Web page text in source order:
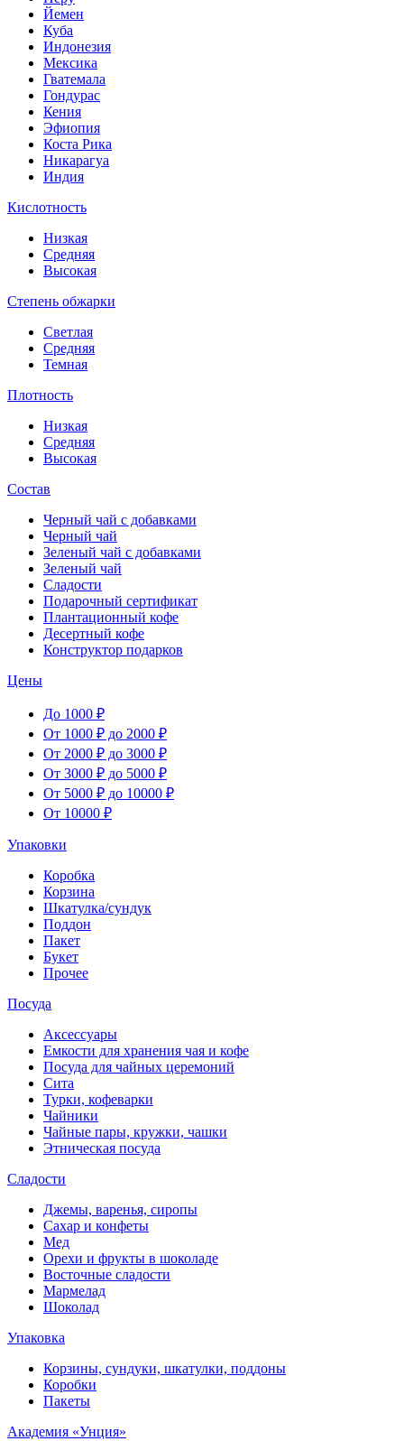
Йемен
Куба
Индонезия
Мексика
Гватемала
Гондурас
Кения
Эфиопия
Коста Рика
Никарагуа
Индия
Кислотность
Низкая
Средняя
Высокая
Степень обжарки
Светлая
Средняя
Темная
Плотность
Низкая
Средняя
Высокая
Состав
Черный чай с добавками
Черный чай
Зеленый чай с добавками
Зеленый чай
Сладости
Подарочный сертификат
Плантационный кофе
Десертный кофе
Конструктор подарков
Цены
До 1000 ₽
От 1000 ₽ до 2000 ₽
От 2000 ₽ до 3000 ₽
От 3000 ₽ до 5000 ₽
От 5000 ₽ до 10000 ₽
От 10000 ₽
Упаковки
Коробка
Корзина
Шкатулка/сундук
Поддон
Пакет
Букет
Прочее
Посуда
Аксессуары
Емкости для хранения чая и кофе
Посуда для чайных церемоний
Сита
Турки, кофеварки
Чайники
Чайные пары, кружки, чашки
Этническая посуда
Сладости
Джемы, варенья, сиропы
Сахар и конфеты
Мед
Орехи и фрукты в шоколаде
Восточные сладости
Мармелад
Шоколад
Упаковка
Корзины, сундуки, шкатулки, поддоны
Коробки
Пакеты
Академия «Унция»